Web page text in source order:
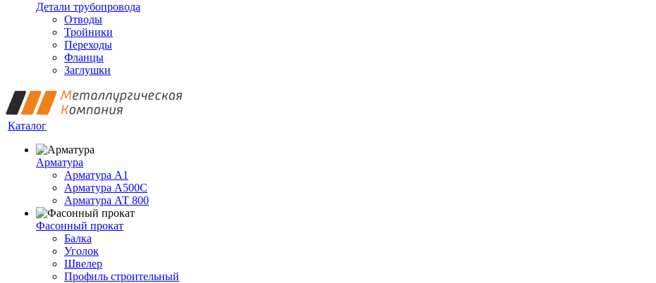
Детали трубопровода
Отводы
Тройники
Переходы
Фланцы
Заглушки
Каталог
Арматура
Арматура А1
Арматура А500С
Арматура АТ 800
Фасонный прокат
Балка
Уголок
Швелер
Профиль строительный